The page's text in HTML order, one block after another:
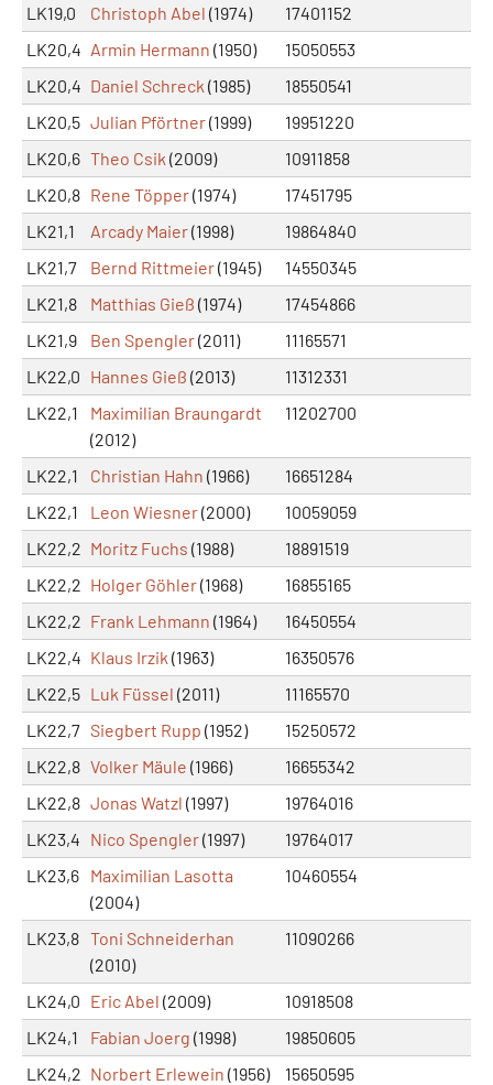
LK19,0
Christoph Abel (1974)
17401152
LK20,4 Armin Hermann (1950)
15050553
LK20,4 Daniel Schreck (1985)
18550541
LK20,5 Julian Pförtner(1999)
19951220
LK20,6 Theo Csik (2009)
10911858
LK20,8 Rene Töpper(1974)
17451795
LK21,1
Arcady Maier(1998)
19864840
LK21,7
Bernd Rittmeier(1945)
14550345
LK21,8
Matthias Gieß (1974)
17454866
LK21,9
Ben Spengler(2011)
11165571
LK22,0 Hannes Gieß (2013)
11312331
LK22,1
Maximilian Braungardt
(2012)
11202700
LK22,1 Christian Hahn (1966)
16651284
LK22,1
Leon Wiesner(2000)
10059059
LK22,2 Moritz Fuchs (1988)
18891519
LK22,2 Holger Göhler(1968)
16855165
LK22,2 Frank Lehmann (1964)
16450554
LK22,4 Klaus Irzik (1963)
16350576
LK22,5 Luk Füssel (2011)
11165570
LK22,7 Siegbert Rupp (1952)
15250572
LK22,8 Volker Mäule (1966)
16655342
LK22,8 Jonas Watzl (1997)
19764016
LK23,4 Nico Spengler(1997)
19764017
LK23,6 Maximilian Lasotta
(2004)
10460554
LK23,8 Toni Schneiderhan
(2010)
11090266
LK24,0 Eric Abel (2009)
10918508
LK24,1
Fabian Joerg (1998)
19850605
LK24,2 Norbert Erlewein (1956)
15650595